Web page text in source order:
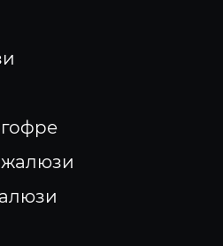
жалюзи